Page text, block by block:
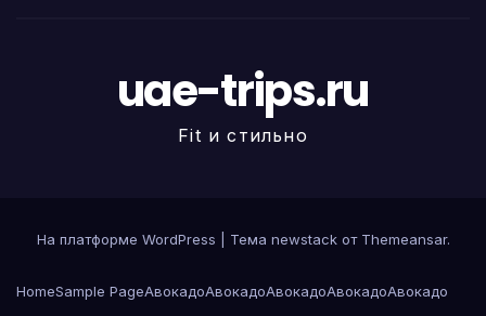
uae-trips.ru
Fit и стильно
На платформе WordPress Тема newstack от Themeansar.
HomeSample PageАвокадоАвокадоАвокадоАвокадоАвокадо